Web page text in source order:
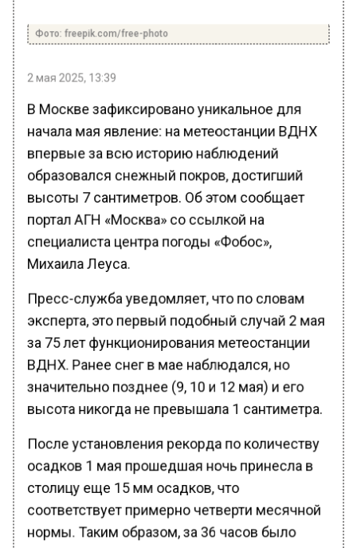
Фото: freepik.com/free-photo
2 мая 2025, 13:39
В Москве зафиксировано уникальное для
начала мая явление: на метеостанции ВДНХ
впервые за всю историю наблюдений
образовался снежный покров, достигший
высоты 7 сантиметров. Об этом сообщает
портал АГН «Москва» со ссылкой на
специалиста центра погоды «Фобос»,
Михаила Леуса.
Пресс-служба уведомляет, что по словам
эксперта, это первый подобный случай 2 мая
за 75 лет функционирования метеостанции
ВДНХ. Ранее снег в мае наблюдался, но
значительно позднее (9, 10 и 12 мая) и его
высота никогда не превышала 1 сантиметра.
После установления рекорда по количеству
осадков 1 мая прошедшая ночь принесла в
столицу еще 15 мм осадков, что
соответствует примерно четверти месячной
нормы. Таким образом, за 36 часов было